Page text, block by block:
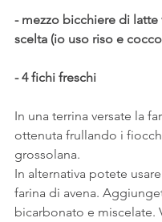
- mezzo bicchiere di latte
scelta (io uso riso e
- 4 fichi freschi
In una terrina versate la
ottenuta frullando i
grossolana.
In alternativa potete
farina di avena.
bicarbonato e miscelate.